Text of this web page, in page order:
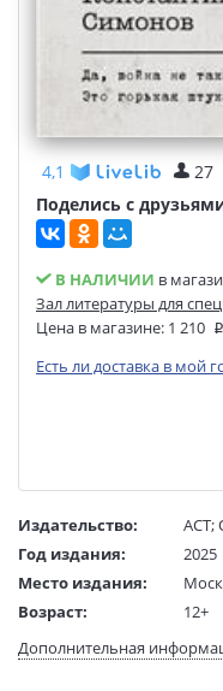
4,1 27
Поделись с
В НАЛИЧИИ в
Зал литературы для
Цена в магазине: 1 210
Есть ли доставка в мой
Издательство: АСТ;
Год издания:
2025
Место издания:
Возраст:
12+
Язык текста:
Дополнительная